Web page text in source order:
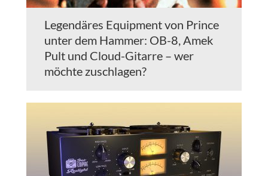
Legendäres Equipment von Prince
unter dem Hammer: OB-8, Amek
Pult und Cloud-Gitarre – wer
möchte zuschlagen?